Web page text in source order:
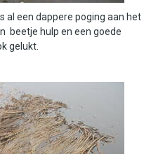
al een dappere poging aan het
beetje hulp en een goede
gelukt.